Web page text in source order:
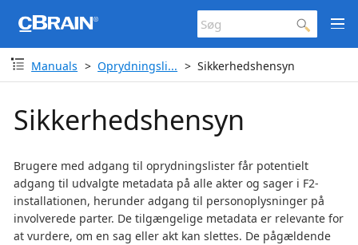
Manuals Oprydningsli... Sikkerhedshensyn
Sikkerhedshensyn
Brugere med adgang til oprydningslister får potentielt
adgang til udvalgte metadata på alle akter og sager i F2-
installationen, herunder adgang til personoplysninger på
involverede parter. De tilgængelige metadata er relevante for
at vurdere, om en sag eller akt kan slettes. De pågældende